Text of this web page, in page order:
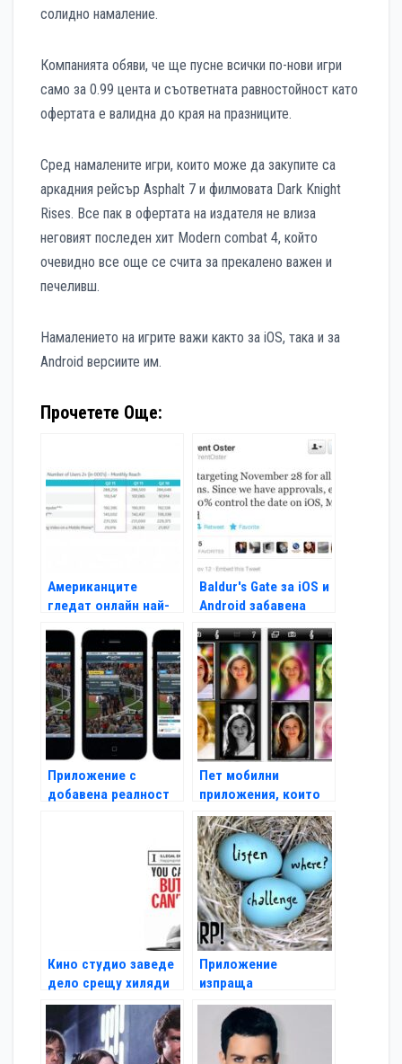
солидно намаление.
Компанията обяви, че ще пусне всички по-нови игри
само за 0.99 цента и съответната равностойност като
офертата е валидна до края на празниците.
Сред намалените игри, които може да закупите са
аркадния рейсър Asphalt 7 и филмовата Dark Knight
Rises. Все пак в офертата на издателя не влиза
неговият последен хит Modern combat 4, който
очевидно все още се счита за прекалено важен и
печеливш.
Намалението на игрите важи както за iOS, така и за
Android версиите им.
Прочетете Още:
Американците
гледат онлайн най-
Baldur's Gate за iOS и
Android забавена
Приложение с
добавена реалност
Пет мобилни
приложения, които
трябва да пробвате
Кино студио заведе
дело срещу хиляди
за пиратство
Приложение
изпраща
информация чрез
дигитално
чуруликане